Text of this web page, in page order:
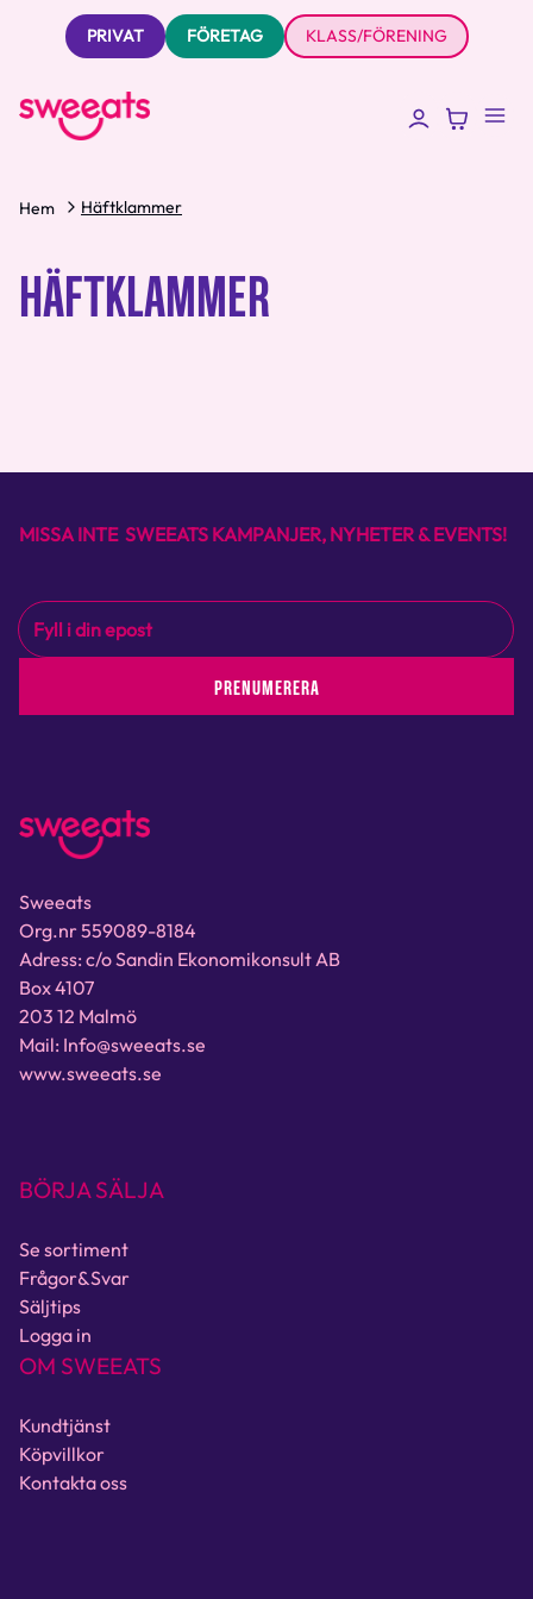
PRIVAT FÖRETAG KLASS/FÖRENING
Hem Häftklammer
HÄFTKLAMMER
MISSA INTE SWEEATS KAMPANJER, NYHETER & EVENTS!
PRENUMERERA
Sweeats
Org.nr 559089-8184
Adress: c/o Sandin Ekonomikonsult AB
Box 4107
203 12 Malmö
Mail: Info@sweeats.se
www.sweeats.se
BÖRJA SÄLJA
Se sortiment
Frågor&Svar
Säljtips
Logga in
OM SWEEATS
Kundtjänst
Köpvillkor
Kontakta oss